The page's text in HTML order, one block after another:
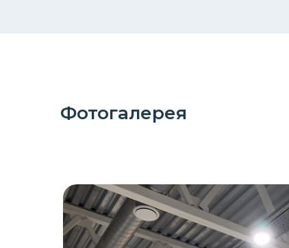
Фотогалерея